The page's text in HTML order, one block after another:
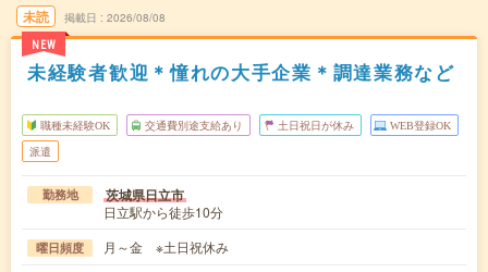
未読
NEW
掲載日 2026/08/08
未経験者歓迎＊憧れの大手企業＊調達業務など
職種未経験OK 交通費別途支給あり 土日祝日が休み WEB登録OK
派遣
勤務地 茨城県日立市
日立駅から徒歩10分
曜日頻度 月～金 ※土日祝休み